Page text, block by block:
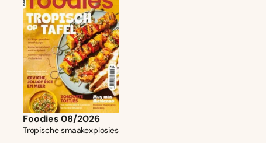
Foodies 08/2026
Tropische smaakexplosies